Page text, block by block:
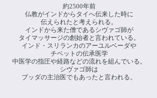
約2500年前
仏教がインドからタイへ伝来した時に
伝えられたと考えられる。
インドから来た僧であるシヴァゴ師が
タイマッサージの創始者と言われている。
インド・スリランカのアーユルベーダや
チベットの伝承医学
中医学の指圧や経路などの流れを組んでいる。
シヴァゴ師は
ブッダの主治医でもあったと言われる。